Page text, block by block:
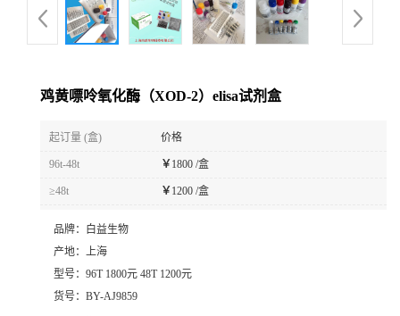
鸡黄嘌呤氧化酶（XOD-2）elisa试剂盒
起订量 (盒) 价格
96t-48t ￥ 1800 /盒
≥48t ￥ 1200 /盒
品牌：
白益生物
产地： 上海
型号： 96T 1800元 48T 1200元
货号： BY-AJ9859